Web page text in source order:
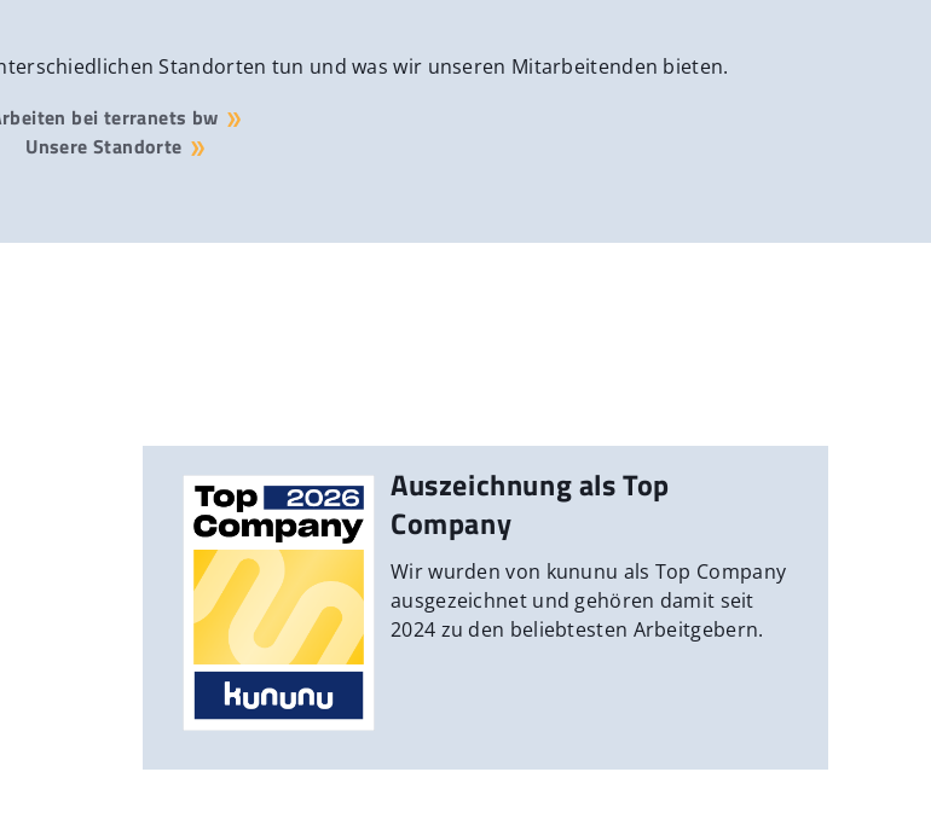
Standorten tun und was wir unseren Mitarbeitenden bieten.
bei terranets bw
Unsere Standorte
Auszeichnung als Top
Company
Wir wurden von kununu als Top Company
ausgezeichnet und gehören damit seit
2024 zu den beliebtesten Arbeitgebern.